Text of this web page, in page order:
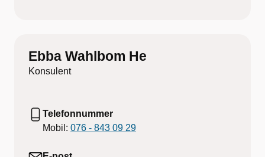
Ebba Wahlbom He
Konsulent
Telefonnummer
Mobil: 076 - 843 09 29